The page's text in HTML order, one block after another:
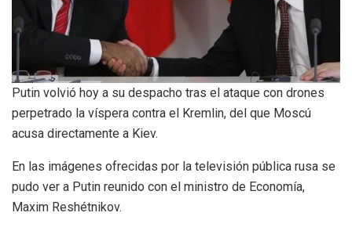
Putin volvió hoy a su despacho tras el ataque con drones
perpetrado la víspera contra el Kremlin, del que Moscú
acusa directamente a Kiev.
En las imágenes ofrecidas por la televisión pública rusa se
pudo ver a Putin reunido con el ministro de Economía,
Maxim Reshétnikov.